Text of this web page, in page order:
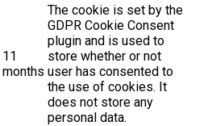
11
months
The cookie is set by the
GDPR Cookie Consent
plugin and is used to
store whether or not
user has consented to
the use of cookies. It
does not store any
personal data.